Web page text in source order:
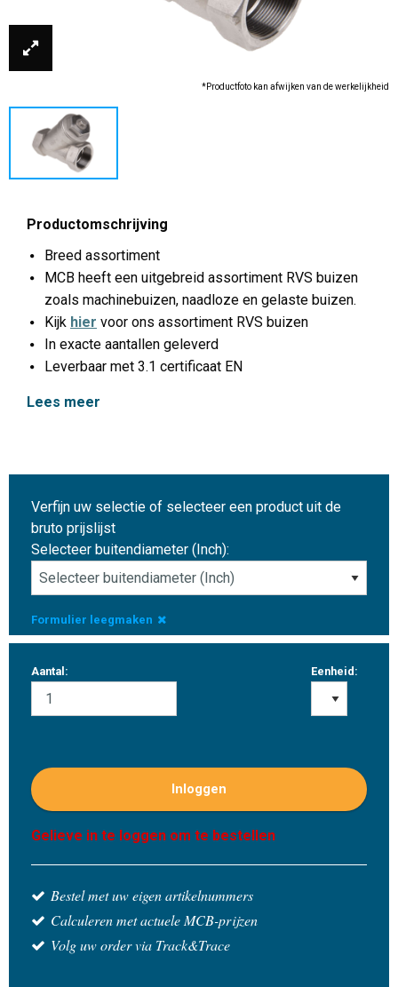
*Productfoto kan afwijken van de werkelijkheid
Productomschrijving
Breed assortiment
MCB heeft een uitgebreid assortiment RVS buizen
zoals machinebuizen, naadloze en gelaste buizen.
Kijk hier voor ons assortiment RVS buizen
In exacte aantallen geleverd
Leverbaar met 3.1 certificaat EN
Lees meer
Verfijn uw selectie of selecteer een product uit de
bruto prijslijst
Selecteer buitendiameter (Inch):
Formulier leegmaken
Aantal: Eenheid:
Inloggen
Gelieve in te loggen om te bestellen
Bestel met uw eigen artikelnummers
Calculeren met actuele MCB-prijzen
Volg uw order via Track&Trace